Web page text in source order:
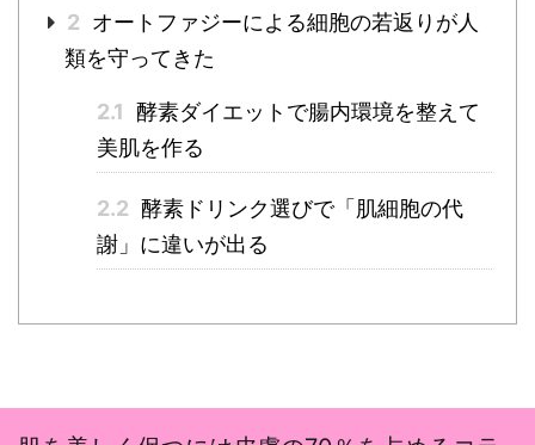
2 オートファジーによる細胞の若返りが人
類を守ってきた
2.1 酵素ダイエットで腸内環境を整えて
美肌を作る
2.2 酵素ドリンク選びで「肌細胞の代
謝」に違いが出る